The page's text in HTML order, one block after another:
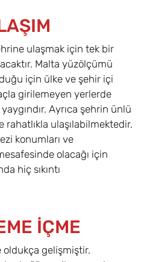
ulaşmak için tek bir
Malta yüzölçümü
için ülke ve şehir içi
girilemeyen yerlerde
Ayrıca şehrin ünlü
rahatlıkla ulaşılabilmektedir.
konumları ve
olacağı için
hiç sıkıntı
İÇME
oldukça gelişmiştir.